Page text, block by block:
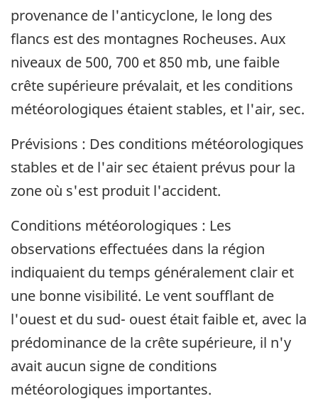
provenance de l'anticyclone, le long des
flancs est des montagnes Rocheuses. Aux
niveaux de 500, 700 et 850 mb, une faible
crête supérieure prévalait, et les conditions
météorologiques étaient stables, et l'air, sec.
Prévisions : Des conditions météorologiques
stables et de l'air sec étaient prévus pour la
zone où s'est produit l'accident.
Conditions météorologiques : Les
observations effectuées dans la région
indiquaient du temps généralement clair et
une bonne visibilité. Le vent soufflant de
l'ouest et du sud- ouest était faible et, avec la
prédominance de la crête supérieure, il n'y
avait aucun signe de conditions
météorologiques importantes.